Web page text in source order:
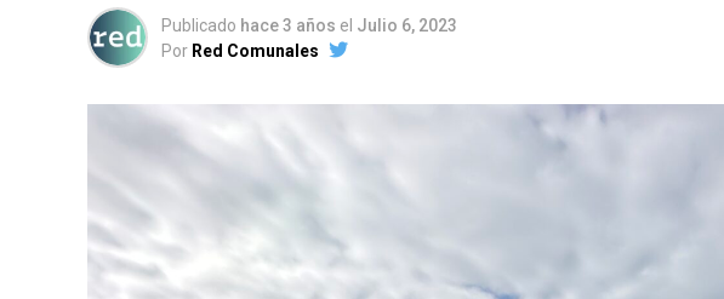
Publicado hace 3 años el Julio 6, 2023
Por Red Comunales